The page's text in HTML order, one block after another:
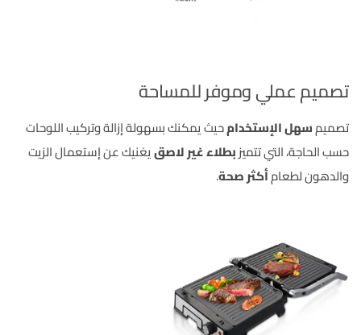
تصميم عملي وموفر للمساحة
تصميمسهل الإستخدامحيث يمكنك بسهولة إزالة وتركيب اللوحات
حسب الحاجة، التي تتميزبطلاء غير لاصقيغنيك عن إستعمال الزيت
والدهون لطعامأكثر صحة.